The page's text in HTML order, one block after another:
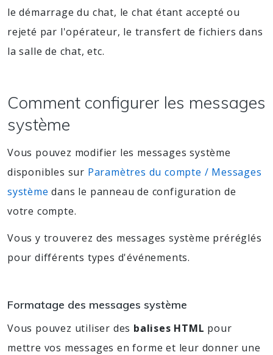
le démarrage du chat, le chat étant accepté ou
rejeté par l'opérateur, le transfert de fichiers dans
la salle de chat, etc.
Comment configurer les messages
système
Vous pouvez modifier les messages système
disponibles sur Paramètres du compte / Messages
système dans le panneau de configuration de
votre compte.
Vous y trouverez des messages système préréglés
pour différents types d'événements.
Formatage des messages système
Vous pouvez utiliser des balises HTML pour
mettre vos messages en forme et leur donner une